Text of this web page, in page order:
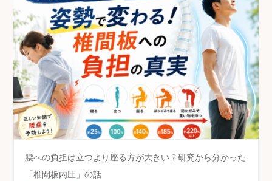
腰への負担は立つより座る方が大きい？研究から分かった
「椎間板内圧」の話